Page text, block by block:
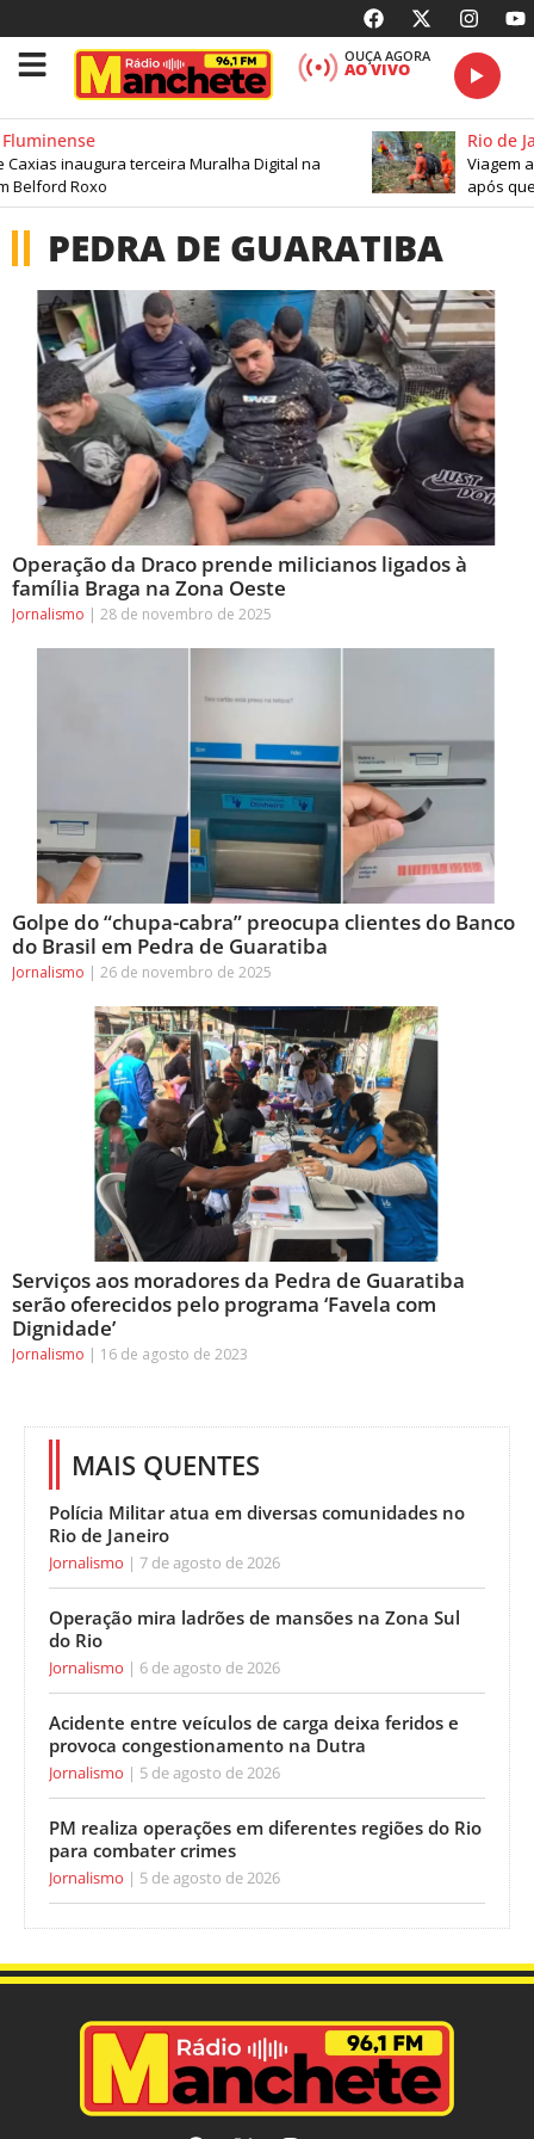
OUÇA AGORA
AO VIVO
inaugura terceira Muralha Digital na
Roxo
Rio de
Viagem
após
PEDRA DE GUARATIBA
Operação da Draco prende milicianos ligados à
família Braga na Zona Oeste
Jornalismo 28 de novembro de 2025
Golpe do “chupa-cabra” preocupa clientes do Banco
do Brasil em Pedra de Guaratiba
Jornalismo 26 de novembro de 2025
Serviços aos moradores da Pedra de Guaratiba
serão oferecidos pelo programa ‘Favela com
Dignidade’
Jornalismo 16 de agosto de 2023
MAIS QUENTES
Polícia Militar atua em diversas comunidades no
Rio de Janeiro
Jornalismo 7 de agosto de 2026
Operação mira ladrões de mansões na Zona Sul
do Rio
Jornalismo 6 de agosto de 2026
Acidente entre veículos de carga deixa feridos e
provoca congestionamento na Dutra
Jornalismo 5 de agosto de 2026
PM realiza operações em diferentes regiões do Rio
para combater crimes
Jornalismo 5 de agosto de 2026